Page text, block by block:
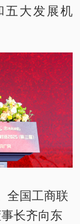
五大发展机
全国工商联
长齐向东